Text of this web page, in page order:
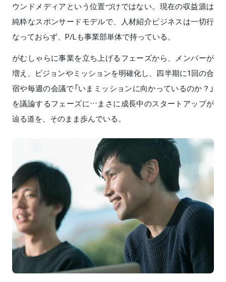
ウンドメディアという位置づけではない。現在の収益源は
純粋なスポンサードモデルで、人材紹介ビジネスは一切行
なっておらず、P/Lも事業部単体で持っている。
がむしゃらに事業を立ち上げるフェーズから、メンバーが
増え、ビジョンやミッションを明確化し、四半期に1回の合
宿や毎週の会議で「いまミッションに向かっているのか？」
を議論するフェーズに…まさに成長中のスタートアップが
辿る道を、そのまま歩んでいる。